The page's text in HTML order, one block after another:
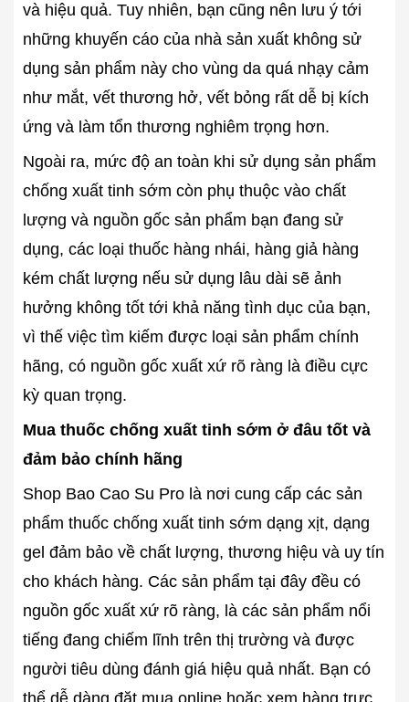
và hiệu quả. Tuy nhiên, bạn cũng nên lưu ý tới
những khuyến cáo của nhà sản xuất không sử
dụng sản phẩm này cho vùng da quá nhạy cảm
như mắt, vết thương hở, vết bỏng rất dễ bị kích
ứng và làm tổn thương nghiêm trọng hơn.
Ngoài ra, mức độ an toàn khi sử dụng sản phẩm
chống xuất tinh sớm còn phụ thuộc vào chất
lượng và nguồn gốc sản phẩm bạn đang sử
dụng, các loại thuốc hàng nhái, hàng giả hàng
kém chất lượng nếu sử dụng lâu dài sẽ ảnh
hưởng không tốt tới khả năng tình dục của bạn,
vì thế việc tìm kiếm được loại sản phẩm chính
hãng, có nguồn gốc xuất xứ rõ ràng là điều cực
kỳ quan trọng.
Mua thuốc chống xuất tinh sớm ở đâu tốt và
đảm bảo chính hãng
Shop Bao Cao Su Pro là nơi cung cấp các sản
phẩm thuốc chống xuất tinh sớm dạng xịt, dạng
gel đảm bảo về chất lượng, thương hiệu và uy tín
cho khách hàng. Các sản phẩm tại đây đều có
nguồn gốc xuất xứ rõ ràng, là các sản phẩm nổi
tiếng đang chiếm lĩnh trên thị trường và được
người tiêu dùng đánh giá hiệu quả nhất. Bạn có
thể dễ dàng đặt mua online hoặc xem hàng trực